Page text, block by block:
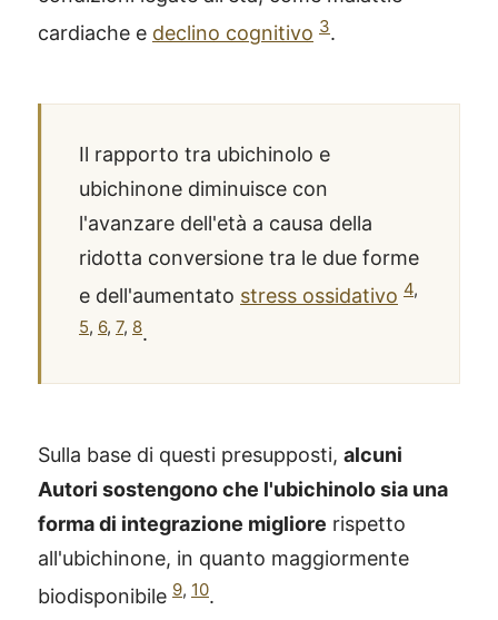
cardiache e declino cognitivo 3.
Il rapporto tra ubichinolo e
ubichinone diminuisce con
l'avanzare dell'età a causa della
ridotta conversione tra le due forme
e dell'aumentato stress ossidativo 4,
5, 6, 7, 8.
Sulla base di questi presupposti, alcuni
Autori sostengono che l'ubichinolo sia una
forma di integrazione migliore rispetto
all'ubichinone, in quanto maggiormente
biodisponibile 9, 10.